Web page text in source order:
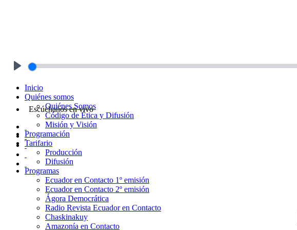
Escúchanos en vivo
Inicio
Quiénes somos
Quiénes Somos
Código de Ética y Difusión
Misión y Visión
Programación
Tarifario
Producción
Difusión
Programas
Ecuador en Contacto 1º emisión
Ecuador en Contacto 2º emisión
Ágora Democrática
Radio Revista Ecuador en Contacto
Chaskinakuy
Amazonía en Contacto